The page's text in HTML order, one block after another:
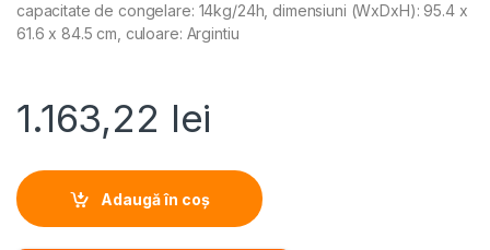
capacitate de congelare: 14kg/24h, dimensiuni (WxDxH): 95.4 x
61.6 x 84.5 cm, culoare: Argintiu
1.163,22 lei
Adaugă în coș